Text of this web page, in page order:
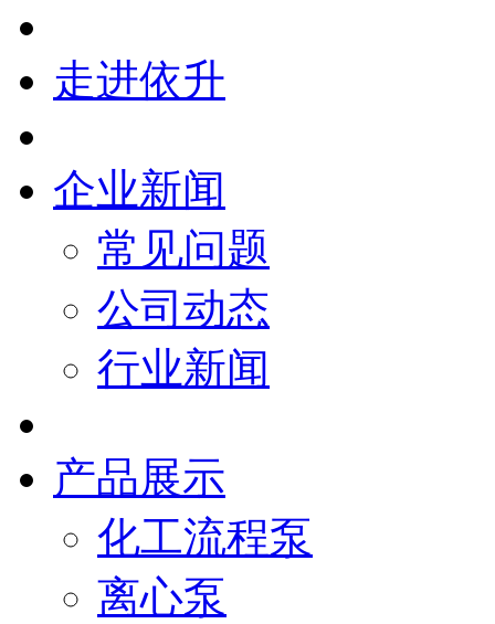
走进依升
企业新闻
常见问题
公司动态
行业新闻
产品展示
化工流程泵
离心泵